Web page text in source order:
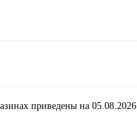
приведены на 05.08.2026.